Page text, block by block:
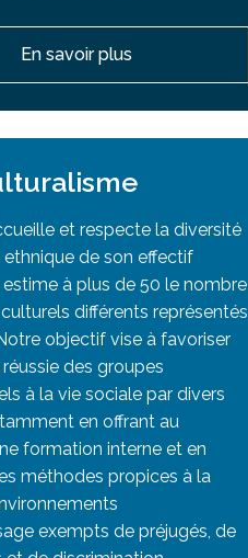
En savoir plus
et respecte la diversité
de son effectif
estime à plus de 50 le nombre
différents représentés
objectif vise à favoriser
des groupes
à la vie sociale par divers
en offrant au
formation interne et en
méthodes propices à la
exempts de préjugés, de